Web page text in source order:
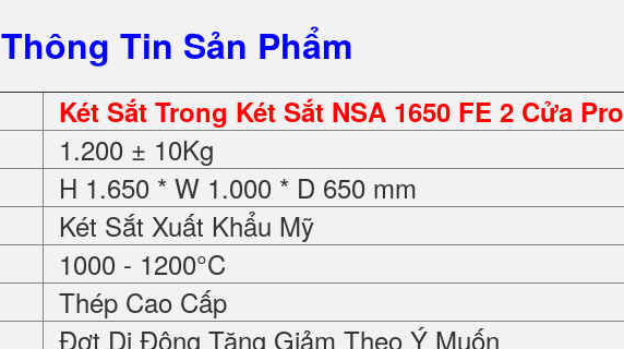
Thông Tin Sản Phẩm
Két Sắt Trong Két Sắt NSA 1650 FE 2 Cửa Pro
1.200 ± 10Kg
H 1.650 * W 1.000 * D 650 mm
Két Sắt Xuất Khẩu Mỹ
1000 - 1200°C
Thép Cao Cấp
Đợt Di Động Tăng Giảm Theo Ý Muốn